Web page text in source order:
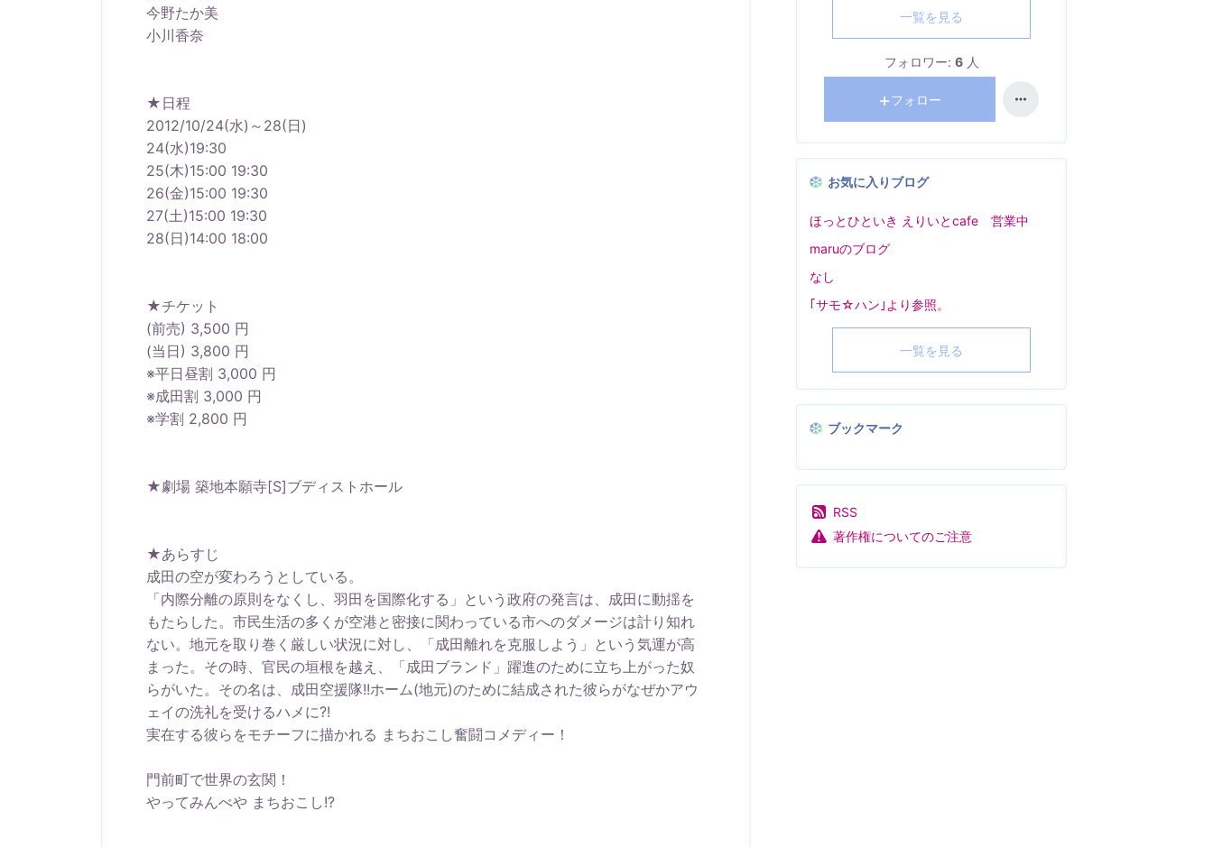
今野たか美
小川香奈
★日程
2012/10/24(水)～28(日)
24(水)19:30
25(木)15:00 19:30
26(金)15:00 19:30
27(土)15:00 19:30
28(日)14:00 18:00
★チケット
(前売) 3,500 円
(当日) 3,800 円
※平日昼割 3,000 円
※成田割 3,000 円
※学割 2,800 円
★劇場 築地本願寺[S]ブディストホール
★あらすじ
成田の空が変わろうとしている。
「内際分離の原則をなくし、羽田を国際化する」という政府の発言は、成田に動揺を
もたらした。市民生活の多くが空港と密接に関わっている市へのダメージは計り知れ
ない。地元を取り巻く厳しい状況に対し、「成田離れを克服しよう」という気運が高
まった。その時、官民の垣根を越え、「成田ブランド」躍進のために立ち上がった奴
らがいた。その名は、成田空援隊!!ホーム(地元)のために結成された彼らがなぜかアウ
ェイの洗礼を受けるハメに?!
実在する彼らをモチーフに描かれる まちおこし奮闘コメディー！
門前町で世界の玄関！
やってみんべや まちおこし!?
一覧を見る
フォロワー: 6 人
フォロー
お気に入りブログ
ほっとひといき えりいとcafe 営業中
maruのブログ
なし
｢サモ☆ハン｣より参照。
一覧を見る
ブックマーク
RSS
著作権についてのご注意